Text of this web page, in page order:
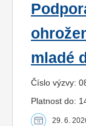
mladé
Číslo výzvy:
Platnost do:
29. 6.